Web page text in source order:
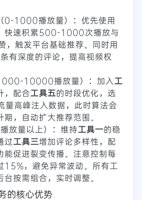
（0-1000播放量）：优先使用
快速积累500-1000次播放与
触发平台基础推荐。同时用
有深度的评论，提高视频权
10000播放量）：加入 工
，配合工具五的时段优化，选
高峰注入数据，此时算法会
，自动扩大推荐范围。
放量以上）：维持工具一的稳
过工具三增加评论多样性，配
能促进裂变传播。注意控制每
15%，避免异常波动。所有工
台按需组合，实时调整。
的核心优势